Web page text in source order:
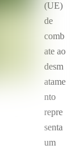
(UE)
de
comb
ate ao
desm
atame
nto
repre
senta
um